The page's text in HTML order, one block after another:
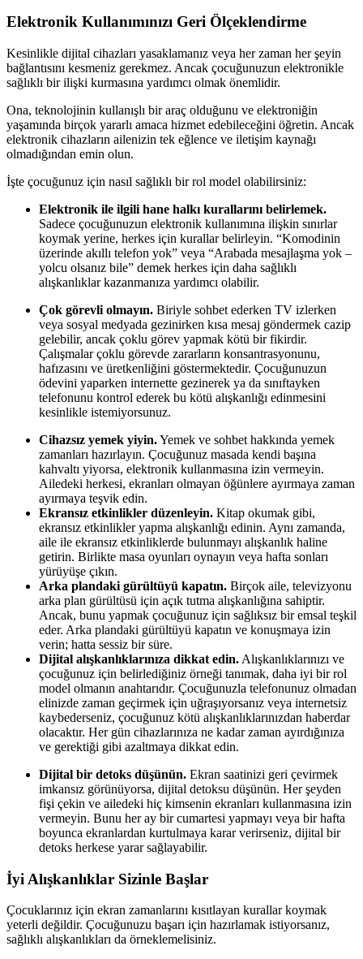
Elektronik Kullanımınızı Geri Ölçeklendirme
Kesinlikle dijital cihazları yasaklamanız veya her zaman her şeyin
bağlantısını kesmeniz gerekmez. Ancak çocuğunuzun elektronikle
sağlıklı bir ilişki kurmasına yardımcı olmak önemlidir.
Ona, teknolojinin kullanışlı bir araç olduğunu ve elektroniğin
yaşamında birçok yararlı amaca hizmet edebileceğini öğretin. Ancak
elektronik cihazların ailenizin tek eğlence ve iletişim kaynağı
olmadığından emin olun.
İşte çocuğunuz için nasıl sağlıklı bir rol model olabilirsiniz:
Elektronik ile ilgili hane halkı kurallarını belirlemek.
Sadece çocuğunuzun elektronik kullanımına ilişkin sınırlar
koymak yerine, herkes için kurallar belirleyin. “Komodinin
üzerinde akıllı telefon yok” veya “Arabada mesajlaşma yok –
yolcu olsanız bile” demek herkes için daha sağlıklı
alışkanlıklar kazanmanıza yardımcı olabilir.
Çok görevli olmayın. Biriyle sohbet ederken TV izlerken
veya sosyal medyada gezinirken kısa mesaj göndermek cazip
gelebilir, ancak çoklu görev yapmak kötü bir fikirdir.
Çalışmalar çoklu görevde zararların konsantrasyonunu,
hafızasını ve üretkenliğini göstermektedir. Çocuğunuzun
ödevini yaparken internette gezinerek ya da sınıftayken
telefonunu kontrol ederek bu kötü alışkanlığı edinmesini
kesinlikle istemiyorsunuz.
Cihazsız yemek yiyin.Yemek ve sohbet hakkında yemek
zamanları hazırlayın. Çocuğunuz masada kendi başına
kahvaltı yiyorsa, elektronik kullanmasına izin vermeyin.
Ailedeki herkesi, ekranları olmayan öğünlere ayırmaya zaman
ayırmaya teşvik edin.
Ekransız etkinlikler düzenleyin. Kitap okumak gibi,
ekransız etkinlikler yapma alışkanlığı edinin. Aynı zamanda,
aile ile ekransız etkinliklerde bulunmayı alışkanlık haline
getirin. Birlikte masa oyunları oynayın veya hafta sonları
yürüyüşe çıkın.
Arka plandaki gürültüyü kapatın. Birçok aile, televizyonu
arka plan gürültüsü için açık tutma alışkanlığına sahiptir.
Ancak, bunu yapmak çocuğunuz için sağlıksız bir emsal teşkil
eder. Arka plandaki gürültüyü kapatın ve konuşmaya izin
verin; hatta sessiz bir süre.
Dijital alışkanlıklarınıza dikkat edin. Alışkanlıklarınızı ve
çocuğunuz için belirlediğiniz örneği tanımak, daha iyi bir rol
model olmanın anahtarıdır. Çocuğunuzla telefonunuz olmadan
elinizde zaman geçirmek için uğraşıyorsanız veya internetsiz
kaybederseniz, çocuğunuz kötü alışkanlıklarınızdan haberdar
olacaktır. Her gün cihazlarınıza ne kadar zaman ayırdığınıza
ve gerektiği gibi azaltmaya dikkat edin.
Dijital bir detoks düşünün. Ekran saatinizi geri çevirmek
imkansız görünüyorsa, dijital detoksu düşünün. Her şeyden
fişi çekin ve ailedeki hiç kimsenin ekranları kullanmasına izin
vermeyin. Bunu her ay bir cumartesi yapmayı veya bir hafta
boyunca ekranlardan kurtulmaya karar verirseniz, dijital bir
detoks herkese yarar sağlayabilir.
İyi Alışkanlıklar Sizinle Başlar
Çocuklarınız için ekran zamanlarını kısıtlayan kurallar koymak
yeterli değildir. Çocuğunuzu başarı için hazırlamak istiyorsanız,
sağlıklı alışkanlıkları da örneklemelisiniz.